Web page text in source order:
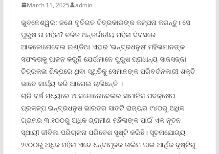
March 11, 2025 admin
ଭୁବନେଶ୍ୱର: ଜଣେ ବୃତିଗତ ଚିତ୍ରକାରଙ୍କ କଳ୍ପନା କରନ୍ତୁ। ସେ
ପୁରୁଷ ନା ମହିଳା? ଚଳିତ ଅନ୍ତର୍ଜାତୀୟ ମହିଳା ଦିବସରେ
ଆକଜୋନୋବେଲ ଇଣ୍ଡିଆ ଏହାର ‘ଇନ୍ଦ୍ରଧନୁଷ’ ମହିଳାମାନଙ୍କ
ସଫଳତାକୁ ପାଳନ କରୁଛି ଯେଉଁମାନେ ପୁରୁଷ ପ୍ରାଧାନ୍ୟ ସାଜସଜ୍ଜା
ଚିତ୍ରକଳା ଶିଳ୍ପରେ ଥିବା ସ୍ଥିତିକୁ ସେମାନଙ୍କ ପରିବର୍ତନକାରୀ ଶକ୍ତି
ଭାବେ କାର୍ଯ୍ୟ କରି ଆଗେଇ ଚାଲିଛନ୍ତି ।
ଚାରି ବର୍ଷ ମଧ୍ୟରେ ଆକଜୋନୋବେଲର ସାମାଜିକ ପଦକ୍ଷେପ
ପ୍ରକଳ୍ପ ଇନ୍ଦ୍ରଧନୁଷ ଭାରତର ସାତଟି ରାଜ୍ୟର ୯୪୦ରୁ ଅଧିକ
ଗ୍ରାମର ୩,୧୦୦ରୁ ଅଧିକ ଗ୍ରାମୀଣ ମହିଳାଙ୍କ ପାଇଁ ଏକ ନୂତନ
ସ୍ଥାୟୀ ଜୀବିକା ପରିଚାଳନା ପରିବେଶ ସୃଷ୍ଟି କରିଛି। ସୂଚନାଯୋଗ୍ୟ
୨୧୦୦ରୁ ଅଧିକ ମହିଳା ଏବେ ଧନ୍ଦାମୂଳକ ତାଲିମ ପାଇ ଆର୍ଥିକ ଦୃଷ୍ଟିରୁ